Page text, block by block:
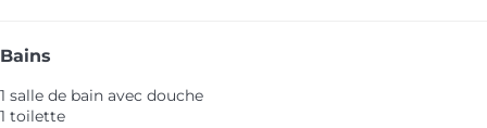
Bains
1 salle de bain avec douche
1 toilette